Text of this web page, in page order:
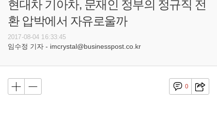
현대차 기아차, 문재인 정부의 정규직 전
환 압박에서 자유로울까
2017-08-04 16:33:45
임수정 기자 - imcrystal@businesspost.co.kr
0